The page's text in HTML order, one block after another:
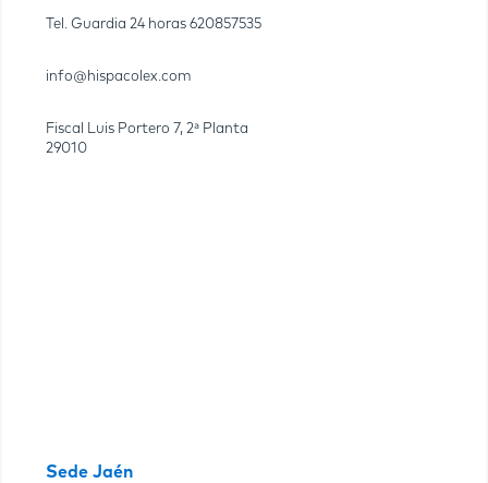
Tel. Guardia 24 horas 620857535
info@hispacolex.com
Fiscal Luis Portero 7, 2ª Planta
29010
Sede Jaén